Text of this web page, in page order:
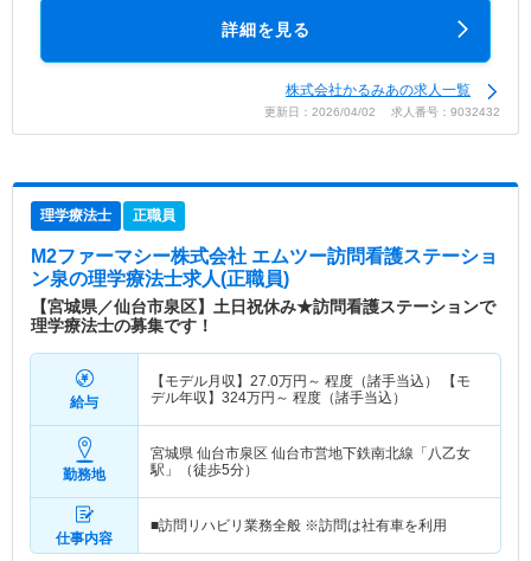
詳細を見る
株式会社かるみあの求人一覧
更新日：2026/04/02 求人番号：9032432
理学療法士 正職員
M2ファーマシー株式会社 エムツー訪問看護ステーショ
ン泉の理学療法士求人(正職員)
【宮城県／仙台市泉区】土日祝休み★訪問看護ステーションで
理学療法士の募集です！
給与
【モデル月収】 27.0万円～ 程度（諸手当込） 【モ
デル年収】 324万円～ 程度（諸手当込）
勤務地
宮城県 仙台市泉区 仙台市営地下鉄南北線「八乙女
駅」（徒歩5分）
仕事内容
■訪問リハビリ業務全般 ※訪問は社有車を利用